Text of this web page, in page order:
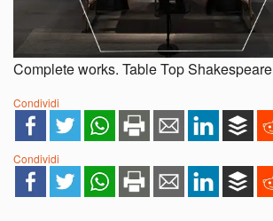
Complete works. Table Top Shakespeare
Condividi
Condividi